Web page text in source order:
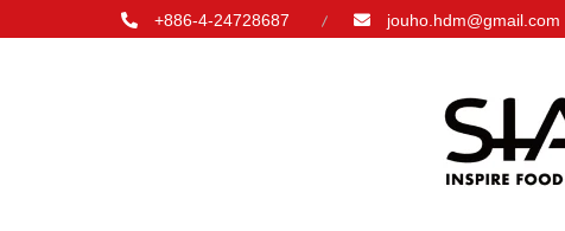
+886-4-24728687 jouho.hdm@gmail.com